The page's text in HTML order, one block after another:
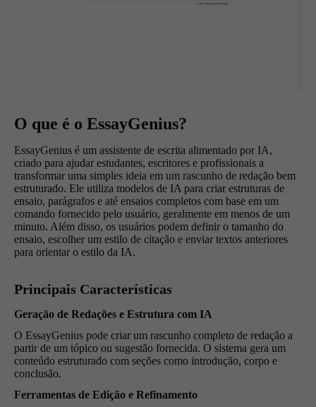
O que é o EssayGenius?
EssayGenius é um assistente de escrita alimentado por IA,
criado para ajudar estudantes, escritores e profissionais a
transformar uma simples ideia em um rascunho de redação bem
estruturado. Ele utiliza modelos de IA para criar estruturas de
ensaio, parágrafos e até ensaios completos com base em um
comando fornecido pelo usuário, geralmente em menos de um
minuto. Além disso, os usuários podem definir o tamanho do
ensaio, escolher um estilo de citação e enviar textos anteriores
para orientar o estilo da IA.
Principais Características
Geração de Redações e Estrutura com IA
O EssayGenius pode criar um rascunho completo de redação a
partir de um tópico ou sugestão fornecida. O sistema gera um
conteúdo estruturado com seções como introdução, corpo e
conclusão.
Ferramentas de Edição e Refinamento